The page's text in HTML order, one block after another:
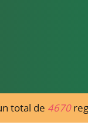
total de 4670